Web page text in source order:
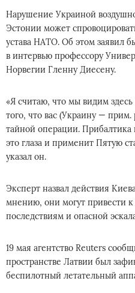
Нарушение Украиной
Эстонии может
устава НАТО. Об этом заявил
в интервью профессору
Норвегии Гленну Диесену.
«Я считаю, что мы видим
того, что вас (Украину —
тайной операции. Прибалтика
это глаза и применит Пятую
указал он.
Эксперт назвал действия
мнению, они могут привести
последствиям и опасной
19 мая агентство Reuters
пространстве Латвии был
беспилотный летательный